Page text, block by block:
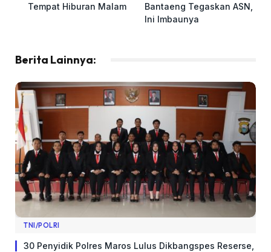
Tempat Hiburan Malam
Bantaeng Tegaskan ASN,
Ini Imbaunya
Berita Lainnya:
TNI/POLRI
​30 Penyidik Polres Maros Lulus Dikbangspes Reserse,